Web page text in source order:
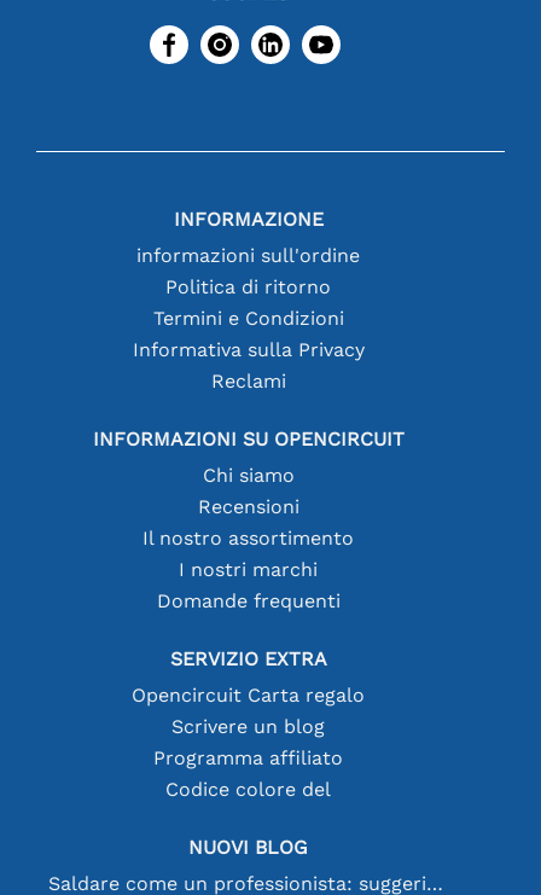
INFORMAZIONE
informazioni sull'ordine
Politica di ritorno
Termini e Condizioni
Informativa sulla Privacy
Reclami
INFORMAZIONI SU OPENCIRCUIT
Chi siamo
Recensioni
Il nostro assortimento
I nostri marchi
Domande frequenti
SERVIZIO EXTRA
Opencircuit Carta regalo
Scrivere un blog
Programma affiliato
Codice colore del
NUOVI BLOG
Saldare come un professionista: suggerimenti per connessioni elettroniche perfette